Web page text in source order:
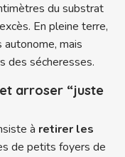
du substrat
En pleine terre,
autonome, mais
des sécheresses.
arroser “juste
à retirer les
de petits foyers de